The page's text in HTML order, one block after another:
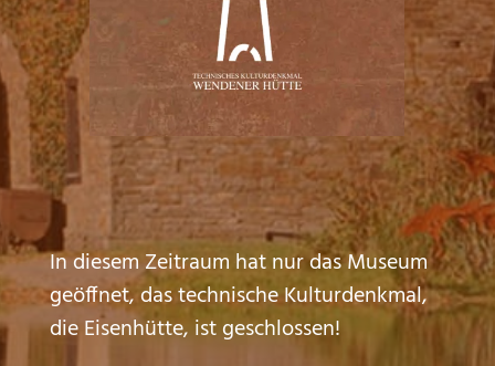
In diesem Zeitraum hat nur das Museum
geöffnet, das technische Kulturdenkmal,
die Eisenhütte, ist geschlossen!